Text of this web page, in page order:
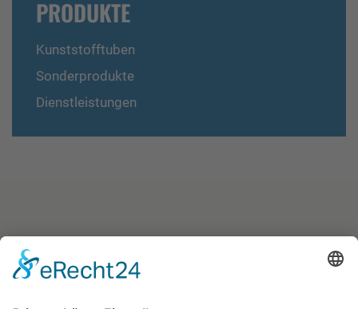
PRODUKTE
Kunststofftuben
Sonderprodukte
Dienstleistungen
WIR HABEN IHR INTERESSE GEWECKT?